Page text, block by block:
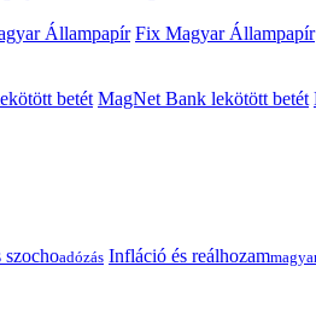
Állampapír Fix Magyar Állampapír
betét MagNet Bank lekötött betét
szochoadózás Infláció és reálhozam